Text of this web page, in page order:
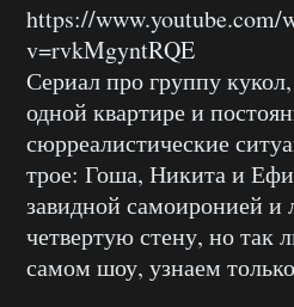
https://www.youtube.com/
v=rvkMgyntRQE
Сериал про группу
одной квартире и
сюрреалистические
трое: Гоша, Никита и
завидной самоиронией и
четвертую стену, но так
самом шоу, узнаем